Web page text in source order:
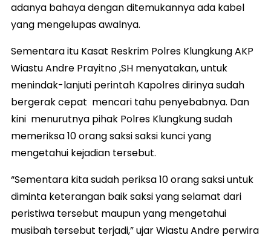
adanya bahaya dengan ditemukannya ada kabel
yang mengelupas awalnya.
Sementara itu Kasat Reskrim Polres Klungkung AKP
Wiastu Andre Prayitno ,SH menyatakan, untuk
menindak-lanjuti perintah Kapolres dirinya sudah
bergerak cepat mencari tahu penyebabnya. Dan
kini menurutnya pihak Polres Klungkung sudah
memeriksa 10 orang saksi saksi kunci yang
mengetahui kejadian tersebut.
“Sementara kita sudah periksa 10 orang saksi untuk
diminta keterangan baik saksi yang selamat dari
peristiwa tersebut maupun yang mengetahui
musibah tersebut terjadi,” ujar Wiastu Andre perwira